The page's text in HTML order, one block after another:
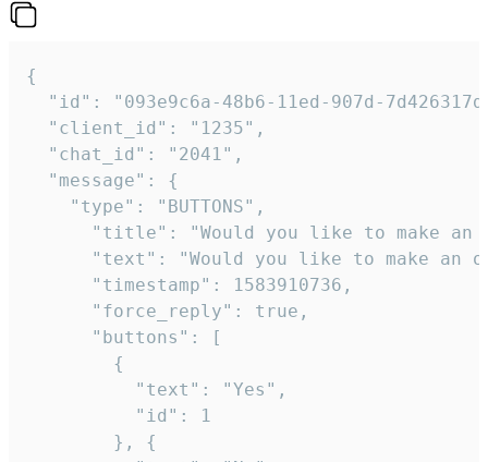
{
"id": "093e9c6a-48b6-11ed-907d-
  "client_id": "1235",
  "chat_id": "2041",
  "message": {
    "type": "BUTTONS",
"title": "Would you like to make an
"text": "Would you like to make an
      "timestamp": 1583910736,
      "force_reply": true,
      "buttons": [
        {
          "text": "Yes",
          "id": 1
        }, {